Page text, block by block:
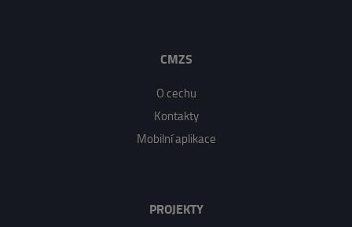
CMZS
O cechu
Kontakty
Mobilní aplikace
PROJEKTY